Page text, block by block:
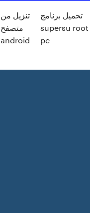
تنزيل من
متصفح
android
تحميل برنامج
supersu root
pc